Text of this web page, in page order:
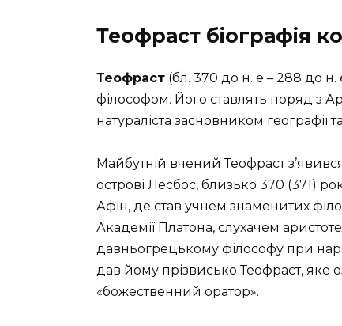
Теофраст біографія
Теофраст (бл. 370 до н. е – 288 до
філософом. Його ставлять поряд з
натураліста засновником географії
Майбутній вчений Теофраст
острові Лесбос, близько 370 (371)
Афін, де став учнем знаменитих
Академії Платона, слухачем
давньогрецькому філософу при
дав йому прізвисько Теофраст, яке
«божественний оратор».